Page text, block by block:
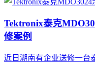
Tektronix泰克
修案例
近日湖南有企业送修一